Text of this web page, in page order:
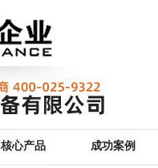
核心产品 成功案例